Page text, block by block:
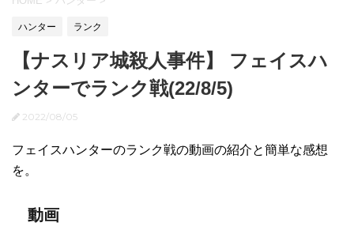
ハンター ランク
【ナスリア城殺人事件】 フェイスハ
ンターでランク戦(22/8/5)
2022/08/05
フェイスハンターのランク戦の動画の紹介と簡単な感想
を。
動画